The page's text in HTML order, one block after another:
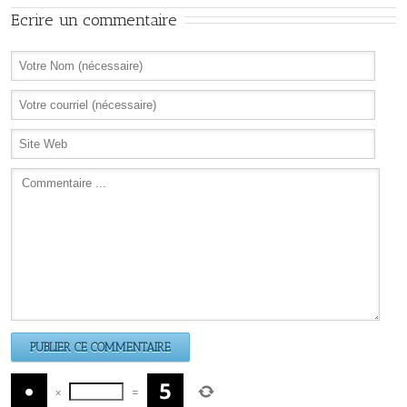
Ecrire un commentaire
× =